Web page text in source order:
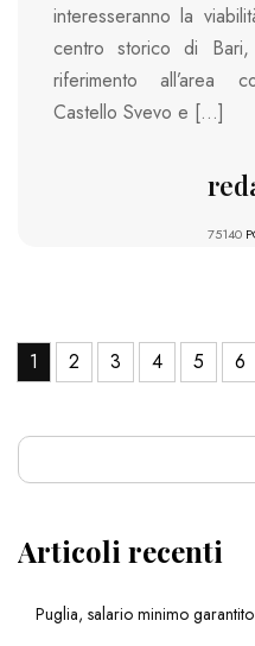
interesseranno la
centro storico di Bari,
riferimento all’area
Castello Svevo e […]
75140
1 2 3 4 5 6
Articoli recenti
Puglia, salario minimo